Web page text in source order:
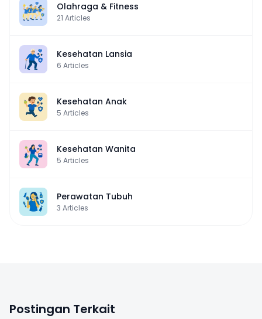
Olahraga & Fitness
21 Articles
Kesehatan Lansia
6 Articles
Kesehatan Anak
5 Articles
Kesehatan Wanita
5 Articles
Perawatan Tubuh
3 Articles
Postingan Terkait